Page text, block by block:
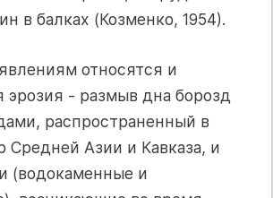
в балках (Козменко, 1954).
относятся и
эрозия - размыв дна борозд
распространенный в
Средней Азии и Кавказа, и
(водокаменные и